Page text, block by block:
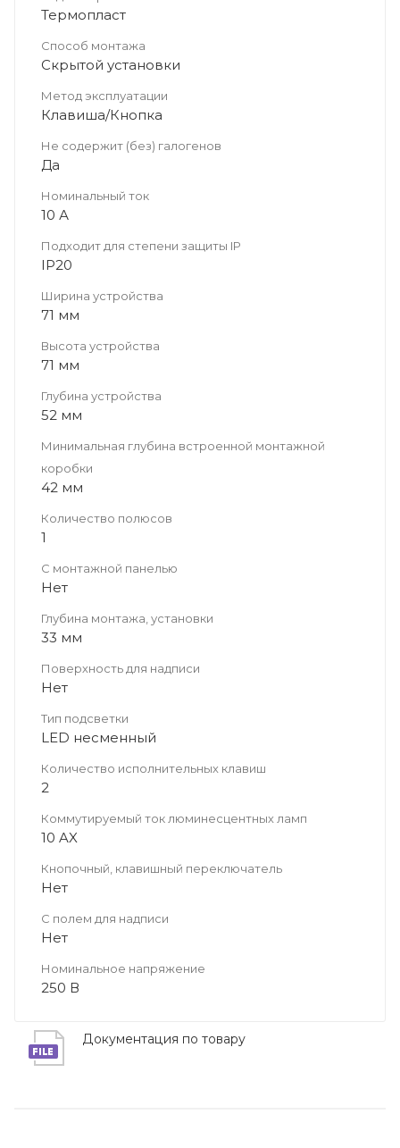
Термопласт
Способ монтажа
Скрытой установки
Метод эксплуатации
Клавиша/Кнопка
Не содержит (без) галогенов
Да
Номинальный ток
10 А
Подходит для степени защиты IP
IP20
Ширина устройства
71 мм
Высота устройства
71 мм
Глубина устройства
52 мм
Минимальная глубина встроенной монтажной
коробки
42 мм
Количество полюсов
1
С монтажной панелью
Нет
Глубина монтажа, установки
33 мм
Поверхность для надписи
Нет
Тип подсветки
LED несменный
Количество исполнительных клавиш
2
Коммутируемый ток люминесцентных ламп
10 AX
Кнопочный, клавишный переключатель
Нет
С полем для надписи
Нет
Номинальное напряжение
250 В
Документация по товару